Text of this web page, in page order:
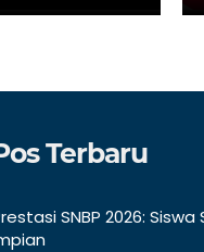
Terbaru
SNBP 2026: Siswa